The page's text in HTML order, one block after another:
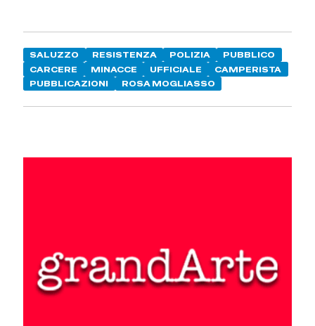
SALUZZO RESISTENZA POLIZIA
PUBBLICO
CARCERE
MINACCE UFFICIALE
CAMPERISTA
PUBBLICAZIONI
ROSA MOGLIASSO